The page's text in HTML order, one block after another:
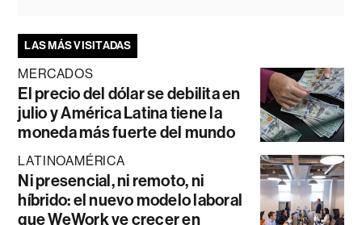
LAS MÁS VISITADAS
MERCADOS
El precio del dólar se debilita en
julio y América Latina tiene la
moneda más fuerte del mundo
LATINOAMÉRICA
Ni presencial, ni remoto, ni
híbrido: el nuevo modelo laboral
que WeWork ve crecer en